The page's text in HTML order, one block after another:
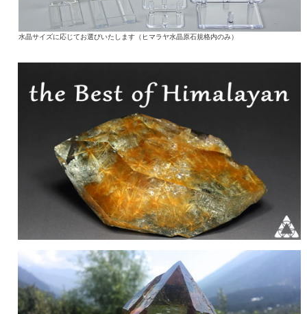
水晶サイズに応じてお選びいたします（ヒマラヤ水晶原石規格内のみ）